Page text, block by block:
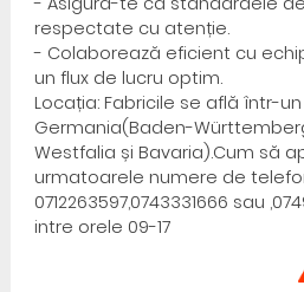
respectate cu atenție.
- Colaborează eficient cu
un flux de lucru optim.
Locația: Fabricile se află într-
Germania(Baden-
Westfalia și Bavaria).Cum să
urmatoarele numere de
0712263597,0743331666 sau
intre orele 09-17